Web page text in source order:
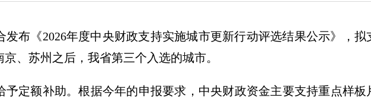
发布《2026年度中央财政支持实施城市更新行动评选结果公示》，拟
、苏州之后，我省第三个入选的城市。
予定额补助。根据今年的申报要求，中央财政资金主要支持重点样板